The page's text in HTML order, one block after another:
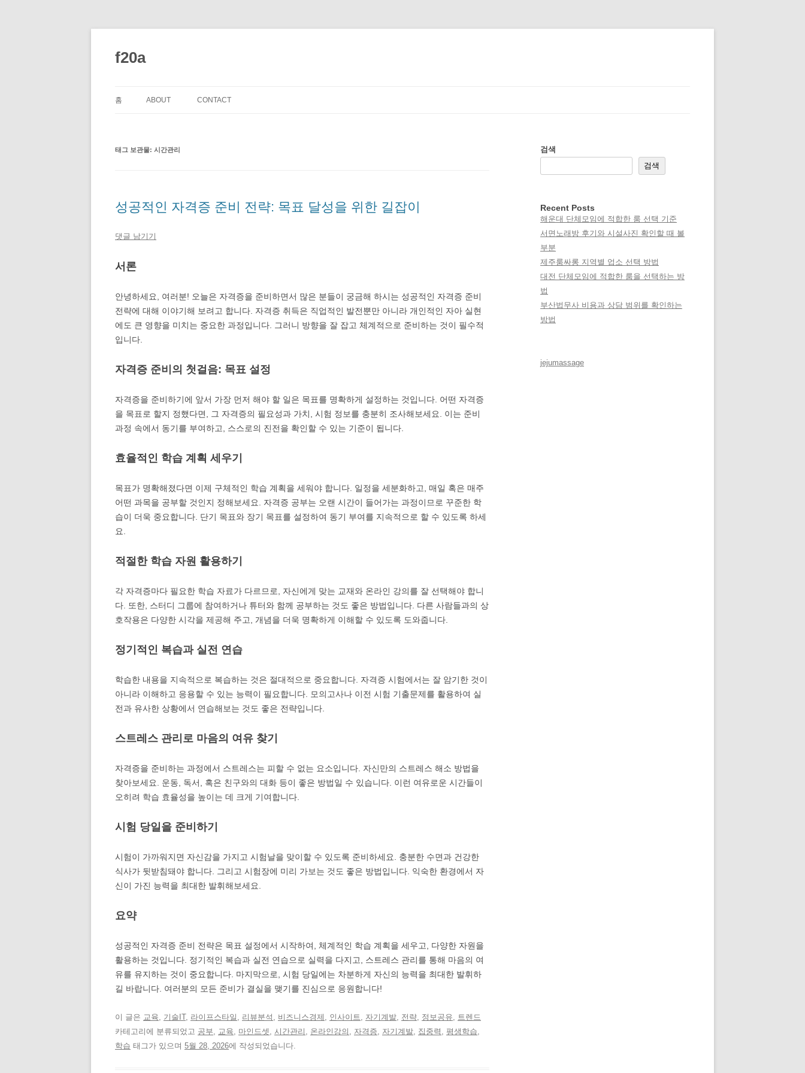
로
건
f20a
홈 ABOUT CONTACT
태그 보관물: 시간관리
성공적인 자격증 준비 전략: 목표 달성을 위한 길잡이
댓글 남기기
서론
안녕하세요, 여러분! 오늘은 자격증을 준비하면서 많은 분들이 궁금해 하시는 성공적인 자격증 준비
전략에 대해 이야기해 보려고 합니다. 자격증 취득은 직업적인 발전뿐만 아니라 개인적인 자아 실현
에도 큰 영향을 미치는 중요한 과정입니다. 그러니 방향을 잘 잡고 체계적으로 준비하는 것이 필수적
입니다.
자격증 준비의 첫걸음: 목표 설정
자격증을 준비하기에 앞서 가장 먼저 해야 할 일은 목표를 명확하게 설정하는 것입니다. 어떤 자격증
을 목표로 할지 정했다면, 그 자격증의 필요성과 가치, 시험 정보를 충분히 조사해보세요. 이는 준비
과정 속에서 동기를 부여하고, 스스로의 진전을 확인할 수 있는 기준이 됩니다.
효율적인 학습 계획 세우기
목표가 명확해졌다면 이제 구체적인 학습 계획을 세워야 합니다. 일정을 세분화하고, 매일 혹은 매주
어떤 과목을 공부할 것인지 정해보세요. 자격증 공부는 오랜 시간이 들어가는 과정이므로 꾸준한 학
습이 더욱 중요합니다. 단기 목표와 장기 목표를 설정하여 동기 부여를 지속적으로 할 수 있도록 하세
요.
적절한 학습 자원 활용하기
각 자격증마다 필요한 학습 자료가 다르므로, 자신에게 맞는 교재와 온라인 강의를 잘 선택해야 합니
다. 또한, 스터디 그룹에 참여하거나 튜터와 함께 공부하는 것도 좋은 방법입니다. 다른 사람들과의 상
호작용은 다양한 시각을 제공해 주고, 개념을 더욱 명확하게 이해할 수 있도록 도와줍니다.
정기적인 복습과 실전 연습
학습한 내용을 지속적으로 복습하는 것은 절대적으로 중요합니다. 자격증 시험에서는 잘 암기한 것이
아니라 이해하고 응용할 수 있는 능력이 필요합니다. 모의고사나 이전 시험 기출문제를 활용하여 실
전과 유사한 상황에서 연습해보는 것도 좋은 전략입니다.
스트레스 관리로 마음의 여유 찾기
자격증을 준비하는 과정에서 스트레스는 피할 수 없는 요소입니다. 자신만의 스트레스 해소 방법을
찾아보세요. 운동, 독서, 혹은 친구와의 대화 등이 좋은 방법일 수 있습니다. 이런 여유로운 시간들이
오히려 학습 효율성을 높이는 데 크게 기여합니다.
시험 당일을 준비하기
시험이 가까워지면 자신감을 가지고 시험날을 맞이할 수 있도록 준비하세요. 충분한 수면과 건강한
식사가 뒷받침돼야 합니다. 그리고 시험장에 미리 가보는 것도 좋은 방법입니다. 익숙한 환경에서 자
신이 가진 능력을 최대한 발휘해보세요.
요약
성공적인 자격증 준비 전략은 목표 설정에서 시작하여, 체계적인 학습 계획을 세우고, 다양한 자원을
활용하는 것입니다. 정기적인 복습과 실전 연습으로 실력을 다지고, 스트레스 관리를 통해 마음의 여
유를 유지하는 것이 중요합니다. 마지막으로, 시험 당일에는 차분하게 자신의 능력을 최대한 발휘하
길 바랍니다. 여러분의 모든 준비가 결실을 맺기를 진심으로 응원합니다!
이 글은 교육, 기술IT, 라이프스타일 , 리뷰분석 , 비즈니스경제 , 인사이트, 자기계발, 전략, 정보공유, 트렌드
카테고리에 분류되었고 공부, 교육, 마인드셋 , 시간관리 , 온라인강의 , 자격증, 자기계발, 집중력 , 평생학습,
학습 태그가 있으며 5월 28, 2026에 작성되었습니다.
검색
검색
Recent Posts
해운대 단체모임에 적합한 룸 선택 기준
서면노래방 후기와 시설사진 확인할 때 볼
부분
제주룸싸롱 지역별 업소 선택 방법
대전 단체모임에 적합한 룸을 선택하는 방
법
부산법무사 비용과 상담 범위를 확인하는
방법
jejumassage